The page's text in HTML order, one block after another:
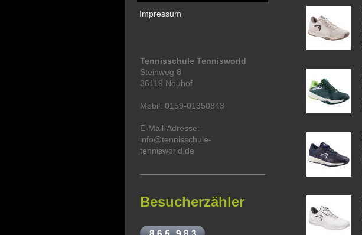
Impressum
Tennisschule Tennisworld
Steinweg 8
36119 Neuhof
Mobil: 0159-01350843
E-Mail-Adresse:
info@tennisschule-
tennisworld.de
Besucherzähler